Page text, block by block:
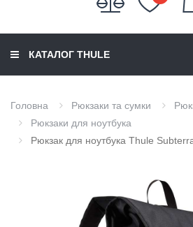
КАТАЛОГ THULE
Головна Рюкзаки та сумки
Рюкзаки для ноутбука
Рюкзак для ноутбука Thule